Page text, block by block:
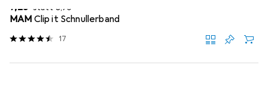
EUR
7,28 statt 8,90
MAM Clip it Schnullerband
17